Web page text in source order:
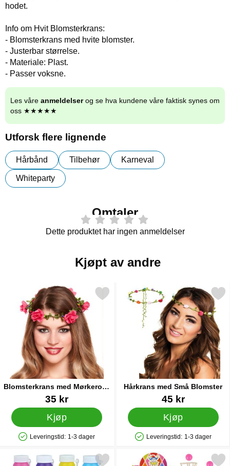
hodet.
Info om Hvit Blomsterkrans:
- Blomsterkrans med hvite blomster.
- Justerbar størrelse.
- Materiale: Plast.
- Passer voksne.
Les våre anmeldelserog se hva kundene våre faktisk synes om
oss ★★★★★
Utforsk flere lignende
Hårbånd Tilbehør Karneval
Whiteparty
Omtaler
Dette produktet har ingen anmeldelser
Kjøpt av andre
Blomsterkrans med Mørkerosa
Blomster
Varenummer 18463
35 kr
Kjøp
Produkttilgjengelighet: På lager
Leveringstid: 1-3 dager
blomsterkrans med Mørkerosa Blomster som favoritt
Hårkrans med Små Blomster
Varenummer 15508
45 kr
Kjøp
Produkttilgjengelighet: På lager
Leveringstid: 1-3 dager
Merk hårkrans med Små
Merk såpebobler Magic som favorittMerk catch Ball Kanon